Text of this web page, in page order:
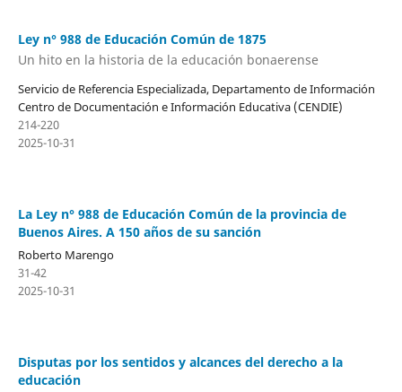
Ley n° 988 de Educación Común de 1875
Un hito en la historia de la educación bonaerense
Servicio de Referencia Especializada, Departamento de Información
Centro de Documentación e Información Educativa (CENDIE)
214-220
2025-10-31
La Ley n° 988 de Educación Común de la provincia de
Buenos Aires. A 150 años de su sanción
Roberto Marengo
31-42
2025-10-31
Disputas por los sentidos y alcances del derecho a la
educación